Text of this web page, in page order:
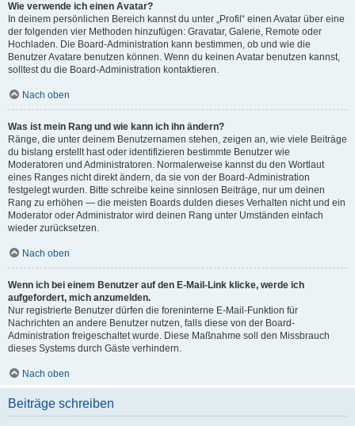
Wie verwende ich einen Avatar?
In deinem persönlichen Bereich kannst du unter „Profil“ einen Avatar über eine
der folgenden vier Methoden hinzufügen: Gravatar, Galerie, Remote oder
Hochladen. Die Board-Administration kann bestimmen, ob und wie die
Benutzer Avatare benutzen können. Wenn du keinen Avatar benutzen kannst,
solltest du die Board-Administration kontaktieren.
Nach oben
Was ist mein Rang und wie kann ich ihn ändern?
Ränge, die unter deinem Benutzernamen stehen, zeigen an, wie viele Beiträge
du bislang erstellt hast oder identifizieren bestimmte Benutzer wie
Moderatoren und Administratoren. Normalerweise kannst du den Wortlaut
eines Ranges nicht direkt ändern, da sie von der Board-Administration
festgelegt wurden. Bitte schreibe keine sinnlosen Beiträge, nur um deinen
Rang zu erhöhen — die meisten Boards dulden dieses Verhalten nicht und ein
Moderator oder Administrator wird deinen Rang unter Umständen einfach
wieder zurücksetzen.
Nach oben
Wenn ich bei einem Benutzer auf den E-Mail-Link klicke, werde ich
aufgefordert, mich anzumelden.
Nur registrierte Benutzer dürfen die foreninterne E-Mail-Funktion für
Nachrichten an andere Benutzer nutzen, falls diese von der Board-
Administration freigeschaltet wurde. Diese Maßnahme soll den Missbrauch
dieses Systems durch Gäste verhindern.
Nach oben
Beiträge schreiben